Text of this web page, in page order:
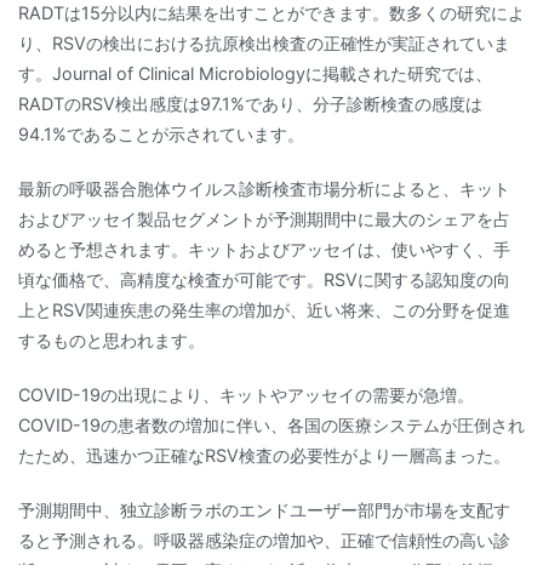
RADTは15分以内に結果を出すことができます。数多くの研究によ
り、RSVの検出における抗原検出検査の正確性が実証されていま
す。Journal of Clinical Microbiologyに掲載された研究では、
RADTのRSV検出感度は97.1%であり、分子診断検査の感度は
94.1%であることが示されています。
最新の呼吸器合胞体ウイルス診断検査市場分析によると、キット
およびアッセイ製品セグメントが予測期間中に最大のシェアを占
めると予想されます。キットおよびアッセイは、使いやすく、手
頃な価格で、高精度な検査が可能です。RSVに関する認知度の向
上とRSV関連疾患の発生率の増加が、近い将来、この分野を促進
するものと思われます。
COVID-19の出現により、キットやアッセイの需要が急増。
COVID-19の患者数の増加に伴い、各国の医療システムが圧倒され
たため、迅速かつ正確なRSV検査の必要性がより一層高まった。
予測期間中、独立診断ラボのエンドユーザー部門が市場を支配す
ると予測される。呼吸器感染症の増加や、正確で信頼性の高い診